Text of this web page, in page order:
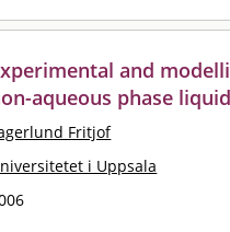
and
aqueous phase
Fritjof
i Uppsala